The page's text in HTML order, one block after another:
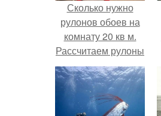
Сколько нужно
рулонов обоев на
комнату 20 кв м.
Рассчитаем рулоны
обоев